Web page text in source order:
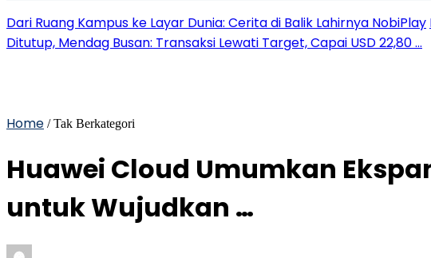
Dari Ruang Kampus ke Layar Dunia: Cerita di Balik Lahirnya NobiPlay
Ditutup, Mendag Busan: Transaksi Lewati Target, Capai USD 22,80 …
Home / Tak Berkategori
Huawei Cloud Umumkan
untuk Wujudkan …